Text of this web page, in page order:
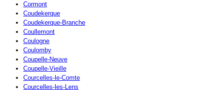
Cormont
Coudekerque
Coudekerque-Branche
Coullemont
Coulogne
Coulomby
Coupelle-Neuve
Coupelle-Vieille
Courcelles-le-Comte
Courcelles-les-Lens